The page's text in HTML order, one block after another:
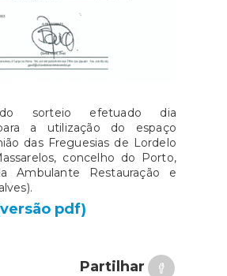
do sorteio efetuado dia
a utilização do espaço
das Freguesias de Lordelo
concelho do Porto,
Ambulante Restauração e
pdf)
Partilhar